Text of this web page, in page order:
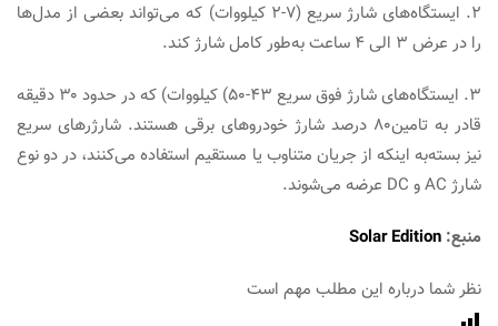
۲. ایستگاه‌های شارژ سریع (۷-۲ کیلووات) که می‌تواند بعضی از مدل‌ها
را در عرض ۳ الی ۴ ساعت به‌طور کامل شارژ کند.
۳. ایستگاه‌های شارژ فوق سریع ۴۳-۵۰) کیلووات) که در حدود ۳۰ دقیقه
قادر به تامین۸۰ درصد شارژ خودروهای برقی هستند. شارژرهای سریع
نیز بسته‌به اینکه از جریان متناوب یا مستقیم استفاده می‌کنند، در دو نوع
شارژ AC و DC عرضه می‌شوند.
منبع: Solar Edition
نظر شما درباره این مطلب مهم است